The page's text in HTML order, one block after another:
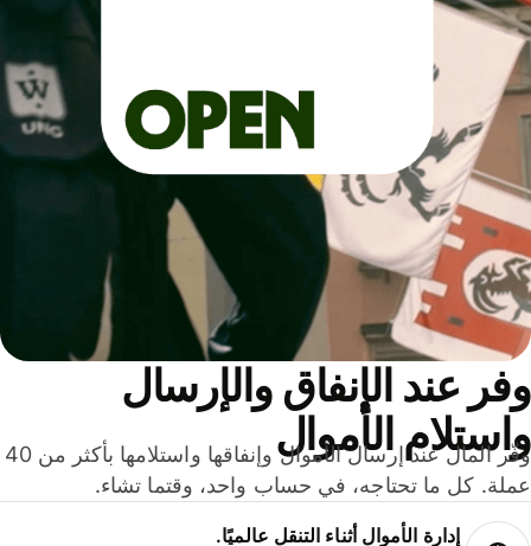
عند الإنفاق والإرسال
الأموال
وفّر المال عند إرسال الأموال وإنفاقها واستلامها بأكثر من 40
كل ما تحتاجه، في حساب واحد، وقتما تشاء.
إدارة الأموال أثناء التنقل عالميًا.